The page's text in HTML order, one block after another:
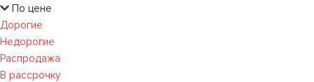
По цене
Дорогие
Недорогие
Распродажа
В рассрочку